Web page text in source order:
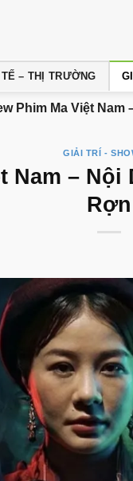
TẾ – THỊ TRƯỜNG
Phim Ma Việt
GIẢI TRÍ -
Nam –
Rợn